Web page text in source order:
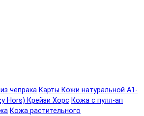
чепрака Карты Кожи натуральной А1-
Hors) Крейзи Хорс Кожа с пулл-ап
Кожа растительного